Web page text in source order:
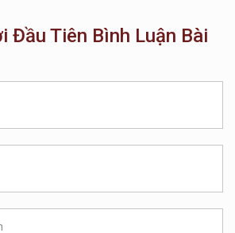
Đầu Tiên Bình Luận Bài